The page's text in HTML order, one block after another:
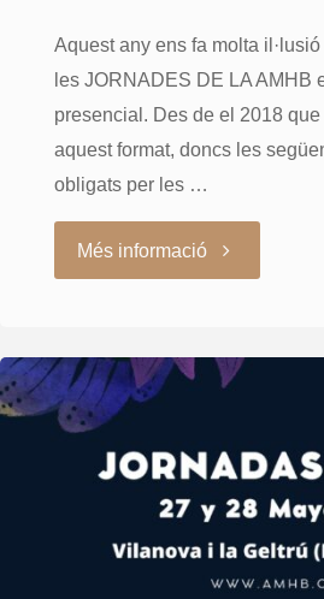
Aquest any ens fa molta
les JORNADES DE LA AMHB
presencial. Des de el 2018
aquest format, doncs les
obligats per les …
Més informació"Arriben
Jornades
l’AMHB!"